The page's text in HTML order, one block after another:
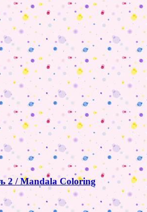
2 / Mandala Coloring